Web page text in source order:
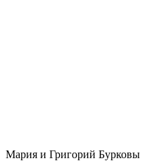
Мария и Григорий Бурковы